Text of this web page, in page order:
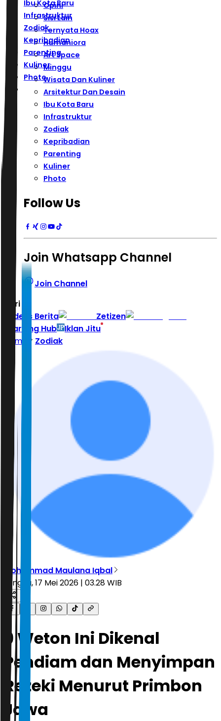
Ibu Kota Baru
Infrastruktur
Zodiak
Kepribadian
Parenting
Kuliner
Photo
Opini
Sisi Lain
Ternyata Hoax
Humaniora
Art Space
Minggu
Wisata Dan Kuliner
Arsitektur Dan Desain
Ibu Kota Baru
Infrastruktur
Zodiak
Kepribadian
Parenting
Kuliner
Photo
Follow Us
Join Whatsapp Channel
Join Channel
Hari ini
Indeks Berita
Zetizen
Learning Hub
Iklan Jitu
Home
Zodiak
Mohammad Maulana Iqbal
Minggu, 17 Mei 2026 | 03.28 WIB
9 Weton Ini Dikenal
Pendiam dan Menyimpan
Rezeki Menurut Primbon
Jawa